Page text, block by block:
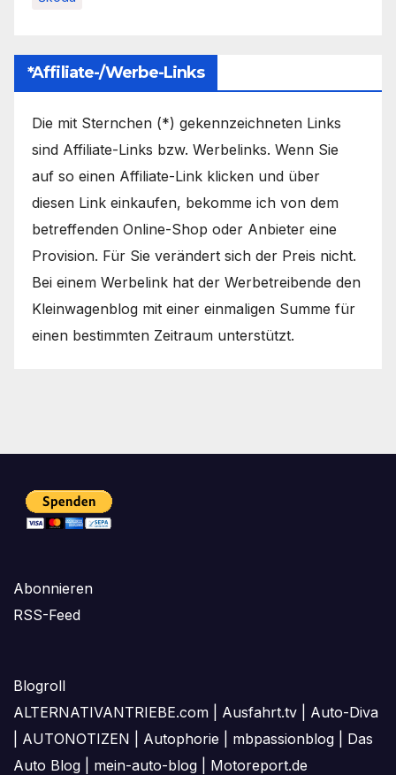
*Affiliate-/Werbe-Links
Die mit Sternchen (*) gekennzeichneten Links
sind Affiliate-Links bzw. Werbelinks. Wenn Sie
auf so einen Affiliate-Link klicken und über
diesen Link einkaufen, bekomme ich von dem
betreffenden Online-Shop oder Anbieter eine
Provision. Für Sie verändert sich der Preis nicht.
Bei einem Werbelink hat der Werbetreibende den
Kleinwagenblog mit einer einmaligen Summe für
einen bestimmten Zeitraum unterstützt.
Abonnieren
RSS-Feed
Blogroll
ALTERNATIVANTRIEBE.com
Ausfahrt.tv
Auto-Diva
AUTONOTIZEN Autophorie mbpassionblog
Das
Auto Blog
mein-auto-blog Motoreport.de